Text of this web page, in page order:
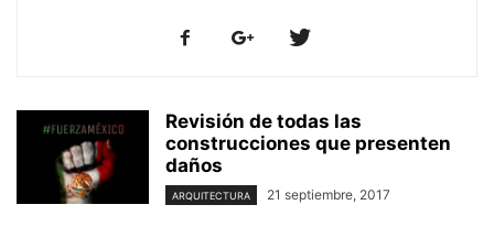
Revisión de todas las
construcciones que presenten
daños
ARQUITECTURA 21 septiembre, 2017